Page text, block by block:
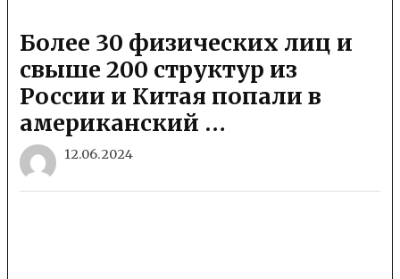
Более 30 физических лиц и
свыше 200 структур из
России и Китая попали в
американский …
12.06.2024